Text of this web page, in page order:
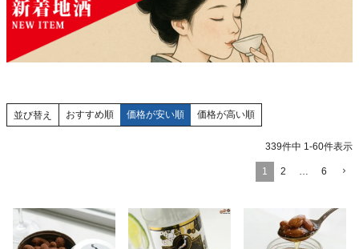
並び替え おすすめ順 価格が安い順 価格が高い順
339件中 1-60件表示
1 2 … 6